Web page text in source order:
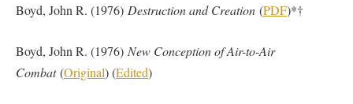
Boyd, John R. (1976) Destruction and Creation (PDF)*†
Boyd, John R. (1976) New Conception of Air-to-Air
Combat(Original) (Edited)